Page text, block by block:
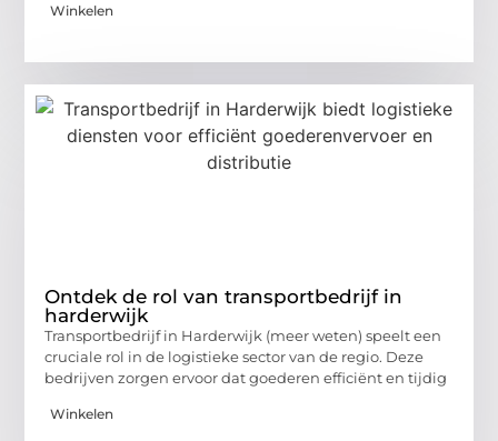
Winkelen
Ontdek de rol van transportbedrijf in
harderwijk
Transportbedrijf in Harderwijk (meer weten) speelt een
cruciale rol in de logistieke sector van de regio. Deze
bedrijven zorgen ervoor dat goederen efficiënt en tijdig
Winkelen